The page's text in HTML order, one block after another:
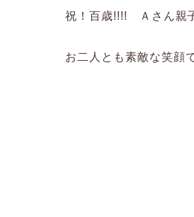
祝！百歳!!!! Ａさん親
お二人とも素敵な笑顔